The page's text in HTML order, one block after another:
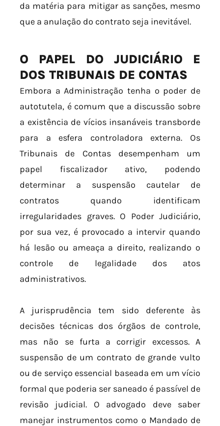
da matéria para mitigar as sanções, mesmo
que a anulação do contrato seja inevitável.
O PAPEL DO JUDICIÁRIO E
DOS TRIBUNAIS DE CONTAS
Embora a Administração tenha o poder de
autotutela, é comum que a discussão sobre
a existência de vícios insanáveis transborde
para a esfera controladora externa. Os
Tribunais de Contas desempenham um
papel fiscalizador ativo, podendo
determinar a suspensão cautelar de
contratos quando identificam
irregularidades graves. O Poder Judiciário,
por sua vez, é provocado a intervir quando
há lesão ou ameaça a direito, realizando o
controle de legalidade dos atos
administrativos.
A jurisprudência tem sido deferente às
decisões técnicas dos órgãos de controle,
mas não se furta a corrigir excessos. A
suspensão de um contrato de grande vulto
ou de serviço essencial baseada em um vício
formal que poderia ser saneado é passível de
revisão judicial. O advogado deve saber
manejar instrumentos como o Mandado de